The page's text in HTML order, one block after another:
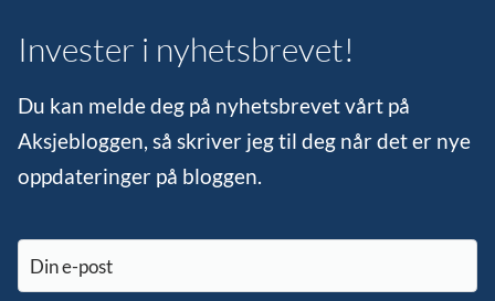
Invester i nyhetsbrevet!
Du kan melde deg på nyhetsbrevet vårt på
Aksjebloggen, så skriver jeg til deg når det er nye
oppdateringer på bloggen.